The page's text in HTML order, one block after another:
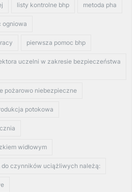
listy kontrolne bhp metoda pha
ogniowa
pierwsza pomoc bhp
uczelni w zakresie bezpieczeństwa
pożarowo niebezpieczne
potokowa
widłowym
do czynników uciążliwych należą: